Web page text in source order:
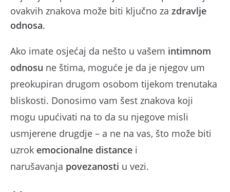
ovakvih znakova može biti ključno za zdravlje
odnosa.
Ako imate osjećaj da nešto u vašem intimnom
odnosu ne štima, moguće je da je njegov um
preokupiran drugom osobom tijekom trenutaka
bliskosti. Donosimo vam šest znakova koji
mogu upućivati na to da su njegove misli
usmjerene drugdje – a ne na vas, što može biti
uzrok emocionalne distance i
narušavanja povezanosti u vezi.